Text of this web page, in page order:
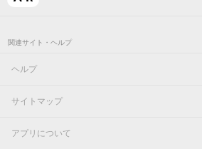
関連サイト・ヘルプ
ヘルプ
サイトマップ
アプリについて